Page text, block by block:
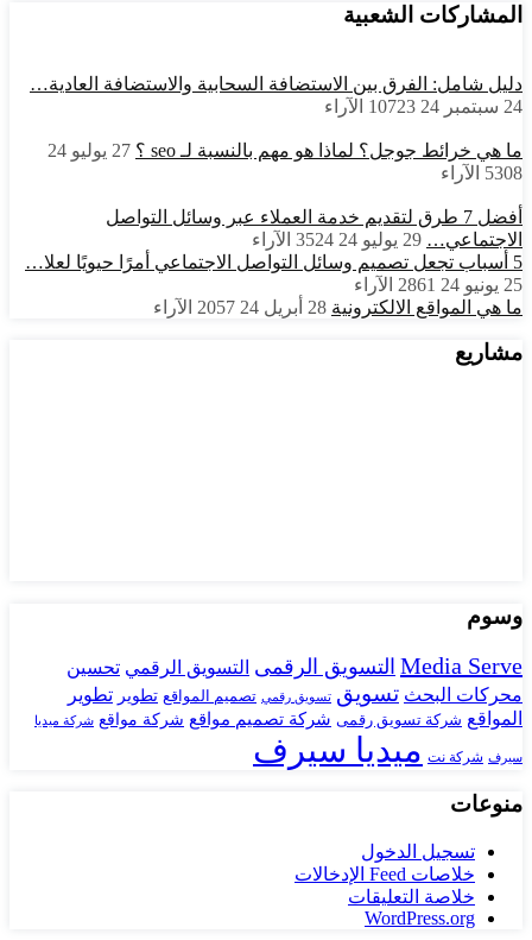
المشاركات الشعبية
دليل شامل: الفرق بين الاستضافة السحابية والاستضافة العادية…
24 سبتمبر 24
10723 الآراء
ما هي خرائط جوجل؟ لماذا هو مهم بالنسبة لـ seo ؟
27 يوليو 24
5308 الآراء
أفضل 7 طرق لتقديم خدمة العملاء عبر وسائل التواصل
الاجتماعي… 29 يوليو 24 3524 الآراء
5 أسباب تجعل تصميم وسائل التواصل الاجتماعي أمرًا حيويًا لعلا…
25 يونيو 24
2861 الآراء
ما هي المواقع الالكترونية 28 أبريل 24 2057 الآراء
مشاريع
وسوم
Media Serve التسويق الرقمى التسويق الرقمي تحسين
محركات البحث تسويق تسويق رقمي تصميم المواقع تطوير تطوير
المواقع شركة تسويق رقمى شركة تصميم مواقع شركة مواقع شركة ميديا
سيرف شركة نت ميديا سيرف
منوعات
تسجيل الدخول
خلاصات Feed الإدخالات
خلاصة التعليقات
WordPress.org